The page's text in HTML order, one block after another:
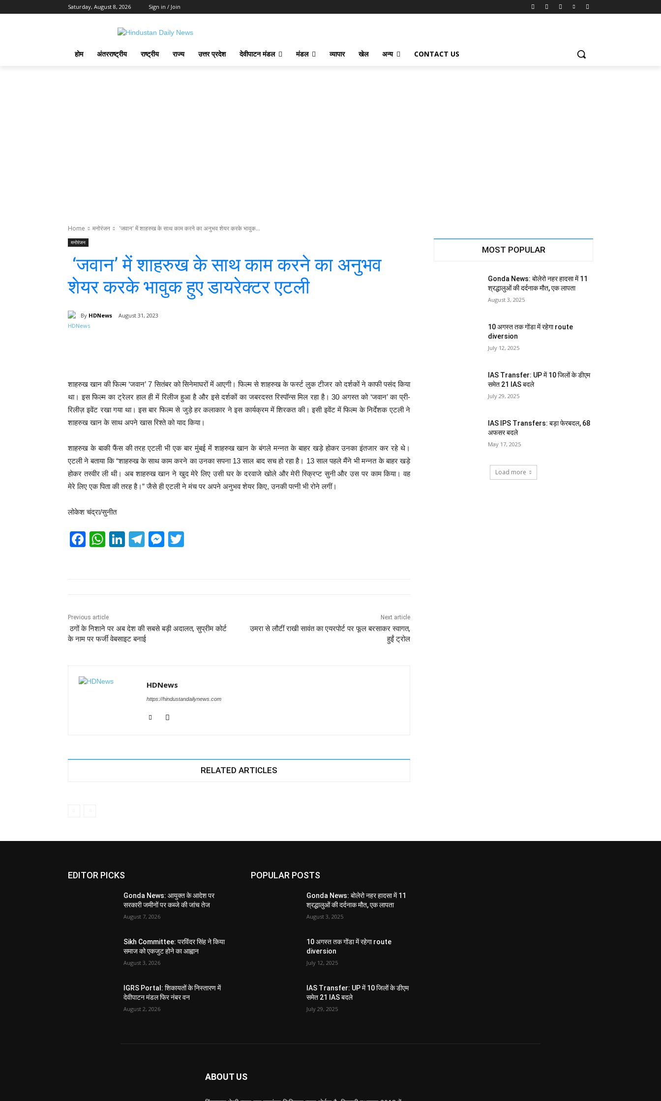
Saturday, August 8, 2026 Sign in / Join
होम अंतरराष्ट्रीय राष्ट्रीय राज्य उत्तर प्रदेश देवीपाटन मंडल मंडल व्यापार खेल अन्य CONTACT US
Home मनोरंजन 'जवान' में शाहरुख के साथ काम करने का अनुभव शेयर करके भावुक...
मनोरंजन
‘जवान’ में शाहरुख के साथ काम करने का अनुभव
शेयर करके भावुक हुए डायरेक्टर एटली
By HDNews August 31, 2023
शाहरुख खान की फिल्म ‘जवान’ 7 सितंबर को सिनेमाघरों में आएगी। फिल्म से शाहरुख के फर्स्ट लुक टीजर को दर्शकों ने काफी पसंद किया
था। इस फिल्म का ट्रेलर हाल ही में रिलीज हुआ है और इसे दर्शकों का जबरदस्त रिस्पॉन्स मिल रहा है। 30 अगस्त को ‘जवान’ का प्री-
रिलीज़ इवेंट रखा गया था। इस बार फिल्म से जुड़े हर कलाकार ने इस कार्यक्रम में शिरकत की। इसी इवेंट में फिल्म के निर्देशक एटली ने
शाहरुख खान के साथ अपने खास रिश्ते को याद किया।
शाहरुख के बाकी फैंस की तरह एटली भी एक बार मुंबई में शाहरुख खान के बंगले मन्नत के बाहर खड़े होकर उनका इंतजार कर रहे थे।
एटली ने बताया कि “शाहरुख के साथ काम करने का उनका सपना 13 साल बाद सच हो रहा है। 13 साल पहले मैंने भी मन्नत के बाहर खड़े
होकर तस्वीर ली थी। अब शाहरुख खान ने खुद मेरे लिए उसी घर के दरवाजे खोले और मेरी स्क्रिप्ट सुनी और उस पर काम किया। वह
मेरे लिए एक पिता की तरह है।” जैसे ही एटली ने मंच पर अपने अनुभव शेयर किए, उनकी पत्नी भी रोने लगीं।
लोकेश चंद्रा/सुनीत
F
o
o
W
p
p
Li
T
M
er
Previous article
ठगों के निशाने पर अब देश की सबसे बड़ी अदालत, सुप्रीम कोर्ट
के नाम पर फर्जी वेबसाइट बनाई
Next article
उमरा से लौटीं राखी सावंत का एयरपोर्ट पर फूल बरसाकर स्वागत,
हुईं ट्रोल
HDNews
https://hindustandailynews.com
RELATED ARTICLES
MOST POPULAR
Gonda News: बोलेरो नहर हादसा में 11
श्रद्धालुओं की दर्दनाक मौत, एक लापता
August 3, 2025
10 अगस्त तक गोंडा में रहेगा route
diversion
July 12, 2025
IAS Transfer: UP में 10 जिलों के डीएम
समेत 21 IAS बदले
July 29, 2025
IAS IPS Transfers: बड़ा फेरबदल, 68
अफसर बदले
May 17, 2025
Load more
EDITOR PICKS
Gonda News: आयुक्त के आदेश पर
सरकारी जमीनों पर कब्जे की जांच तेज
August 7, 2026
Sikh Committee: परविंदर सिंह ने किया
समाज को एकजुट होने का आह्वान
August 3, 2026
IGRS Portal: शिकायतों के निस्तारण में
देवीपाटन मंडल फिर नंबर वन
August 2, 2026
POPULAR POSTS
Gonda News: बोलेरो नहर हादसा में 11
श्रद्धालुओं की दर्दनाक मौत, एक लापता
August 3, 2025
10 अगस्त तक गोंडा में रहेगा route
diversion
July 12, 2025
IAS Transfer: UP में 10 जिलों के डीएम
समेत 21 IAS बदले
July 29, 2025
ABOUT US